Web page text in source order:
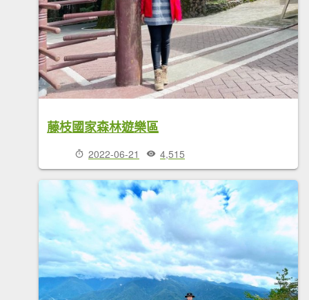
藤枝國家森林遊樂區
2022-06-21 4,515